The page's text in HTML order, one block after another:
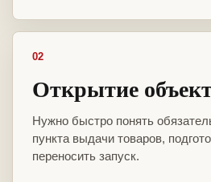
02
Открытие
Нужно быстро понять
пункта выдачи товаров,
переносить запуск.